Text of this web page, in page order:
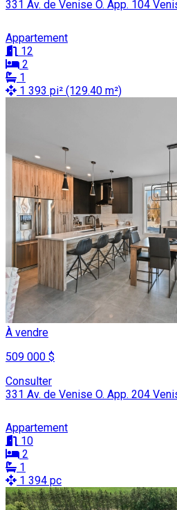
331 Av. de Venise O. App. 104
Appartement
12
2
1
1 393 pi² (129.40 m²)
À vendre
509 000 $
Consulter
331 Av. de Venise O. App. 204
Appartement
10
2
1
1 394 pc